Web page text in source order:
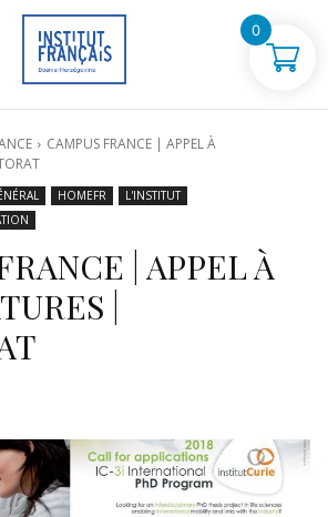
CAMPUS FRANCE | APPEL À
HOMEFR
L'INSTITUT
| APPEL À
|
0